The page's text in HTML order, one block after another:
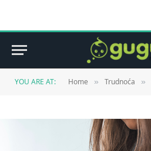
YOU ARE AT: Home » Trudnoća »